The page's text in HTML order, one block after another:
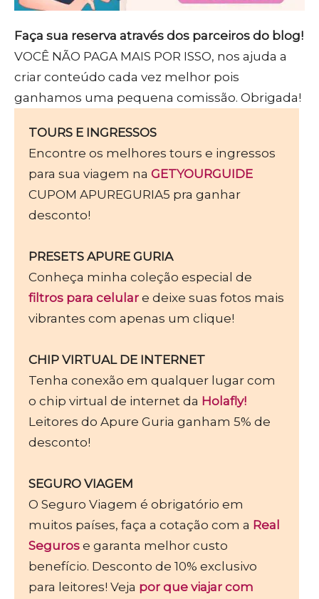
Faça sua reserva através dos parceiros do blog!
VOCÊ NÃO PAGA MAIS POR ISSO, nos ajuda a
criar conteúdo cada vez melhor pois
ganhamos uma pequena comissão. Obrigada!
TOURS E INGRESSOS
Encontre os melhores tours e ingressos
para sua viagem naGETYOURGUIDE
CUPOM APUREGURIA5 pra ganhar
desconto!
PRESETS APURE GURIA
Conheça minha coleção especial de
filtros para celular e deixe suas fotos mais
vibrantes com apenas um clique!
CHIP VIRTUAL DE INTERNET
Tenha conexão em qualquer lugar com
o chip virtual de internet da Holafly!
Leitores do Apure Guria ganham 5% de
desconto!
SEGURO VIAGEM
O Seguro Viagem é obrigatório em
muitos países, faça a cotação com a Real
Seguros e garanta melhor custo
benefício. Desconto de 10% exclusivo
para leitores! Veja por que viajar com